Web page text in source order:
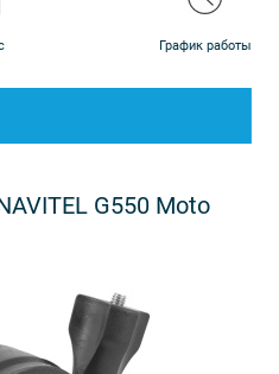
G550 Moto